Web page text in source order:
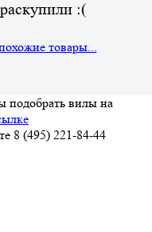
:(
товары...
подобрать вилы на
8 (495) 221-84-44